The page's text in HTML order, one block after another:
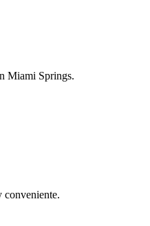
Miami Springs.
conveniente.